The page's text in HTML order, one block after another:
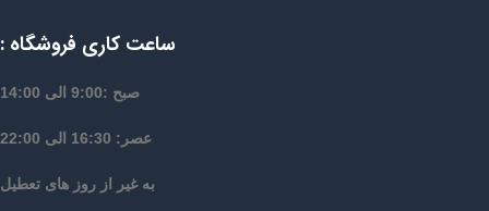
ساعت کاری فروشگاه :
صبح :9:00 الی 14:00
عصر: 16:30 الی 22:00
به غیر از روز های تعطیل